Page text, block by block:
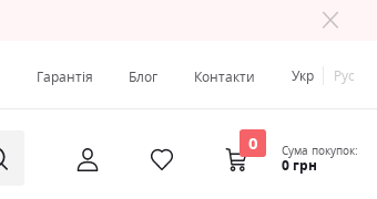
Гарантія Блог Контакти Укр Рус
0 Сума покупок:
0 грн